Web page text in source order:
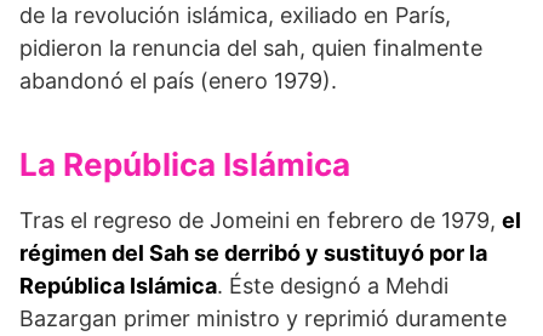
de la revolución islámica, exiliado en París,
pidieron la renuncia del sah, quien finalmente
abandonó el país (enero 1979).
La República Islámica
Tras el regreso de Jomeini en febrero de 1979, el
régimen del Sah se derribó y sustituyó por la
República Islámica. Éste designó a Mehdi
Bazargan primer ministro y reprimió duramente